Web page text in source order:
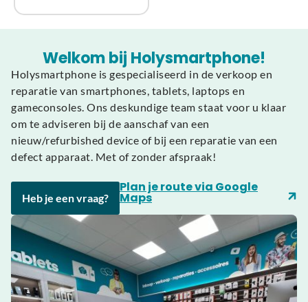
Welkom bij Holysmartphone!
Holysmartphone is gespecialiseerd in de verkoop en
reparatie van smartphones, tablets, laptops en
gameconsoles. Ons deskundige team staat voor u klaar
om te adviseren bij de aanschaf van een
nieuw/refurbished device of bij een reparatie van een
defect apparaat. Met of zonder afspraak!
Heb je een vraag?
Plan je route via Google
Maps